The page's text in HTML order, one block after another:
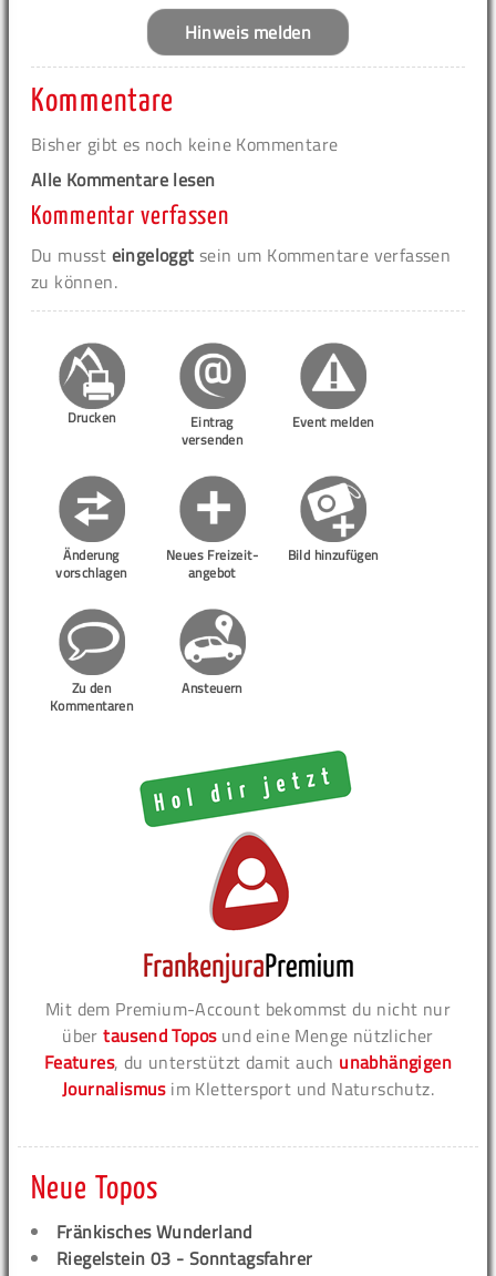
Hinweis melden
Kommentare
Bisher gibt es noch keine Kommentare
Alle Kommentare lesen
Kommentar verfassen
Du musst eingeloggt sein um Kommentare verfassen
zu können.
Drucken
Eintrag
versenden
Event melden
Änderung
vorschlagen
Neues Freizeit-
angebot
Bild hinzufügen
Zu den
Kommentaren
Ansteuern
Mit dem Premium-Account bekommst du nicht nur
übertausend Toposund eine Menge nützlicher
Features, du unterstützt damit auch unabhängigen
Journalismusim Klettersport und Naturschutz.
Neue Topos
Fränkisches Wunderland
Riegelstein 03 - Sonntagsfahrer